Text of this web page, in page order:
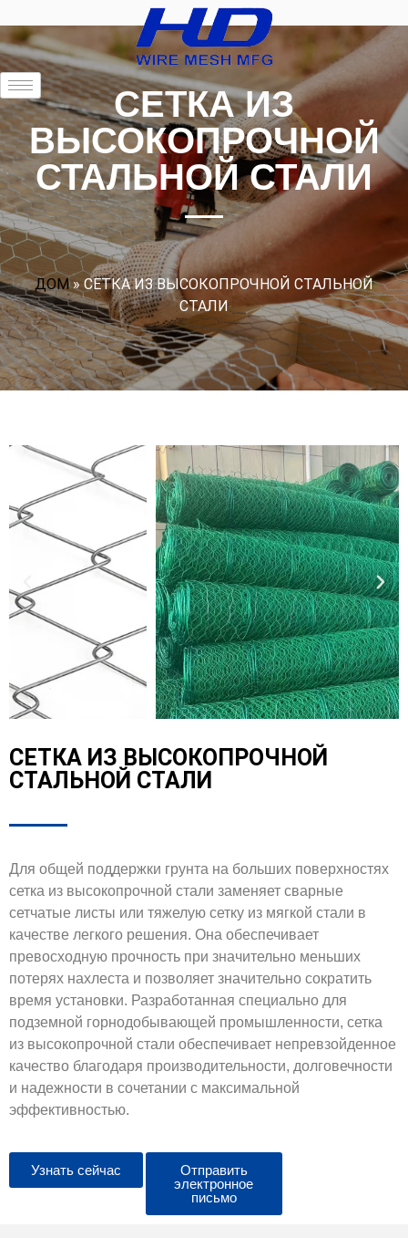
СЕТКА ИЗ
ВЫСОКОПРОЧНОЙ
СТАЛЬНОЙ СТАЛИ
ДОМ» СЕТКА ИЗ ВЫСОКОПРОЧНОЙ СТАЛЬНОЙ
СТАЛИ
СЕТКА ИЗ ВЫСОКОПРОЧНОЙ
СТАЛЬНОЙ СТАЛИ
Для общей поддержки грунта на больших поверхностях
сетка из высокопрочной стали заменяет сварные
сетчатые листы или тяжелую сетку из мягкой стали в
качестве легкого решения. Она обеспечивает
превосходную прочность при значительно меньших
потерях нахлеста и позволяет значительно сократить
время установки. Разработанная специально для
подземной горнодобывающей промышленности, сетка
из высокопрочной стали обеспечивает непревзойденное
качество благодаря производительности, долговечности
и надежности в сочетании с максимальной
эффективностью.
Узнать сейчас
Отправить
электронное
письмо